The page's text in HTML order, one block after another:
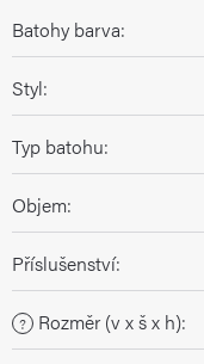
Batohy barva:
Styl:
Typ batohu:
Objem:
Příslušenství:
? Rozměr (v x š x h):